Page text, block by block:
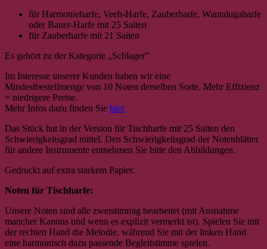
für Harmonieharfe, Veeh-Harfe, Zauberharfe, Wantalugaharfe
oder Bauer-Harfe mit 25 Saiten
für Zauberharfe mit 21 Saiten
Es gehört zu der Kategorie „Schlager”
Im Interesse unserer Kunden haben wir eine
Mindestbestellmenge von 10 Noten derselben Sorte. Mehr Effizienz
= niedrigere Preise.
Mehr Infos dazu finden Sie hier.
Das Stück hat in der Version für Tischharfe mit 25 Saiten den
Schwierigkeitsgrad mittel. Den Schwierigkeitsgrad der Notenblätter
für andere Instrumente entnehmen Sie bitte den Abbildungen.
Gedruckt auf extra starkem Papier.
Noten für Tischharfe:
Unsere Noten sind alle zweistimmig bearbeitet (mit Ausnahme
mancher Kanons und wenn es explizit vermerkt ist). Spielen Sie mit
der rechten Hand die Melodie, während Sie mit der linken Hand
eine harmonisch dazu passende Begleitstimme spielen.